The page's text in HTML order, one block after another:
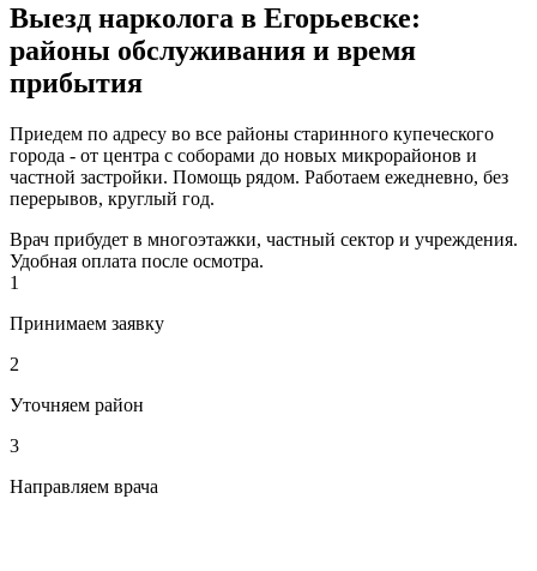
Выезд нарколога в Егорьевске:
районы обслуживания и время
прибытия
Приедем по адресу во все районы старинного купеческого
города - от центра с соборами до новых микрорайонов и
частной застройки. Помощь рядом. Работаем ежедневно, без
перерывов, круглый год.
Врач прибудет в многоэтажки, частный сектор и учреждения.
Удобная оплата после осмотра.
1
Принимаем заявку
2
Уточняем район
3
Направляем врача